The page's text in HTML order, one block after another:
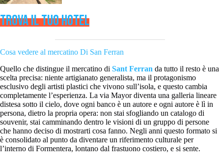
TROVA IL TUO HOTEL
Cosa vedere al mercatino Di San Ferran
Quello che distingue il mercatino di Sant Ferran da tutto il resto è una
scelta precisa: niente artigianato generalista, ma il protagonismo
esclusivo degli artisti plastici che vivono sull’isola, e questo cambia
completamente l’esperienza. La via Mayor diventa una galleria lineare
distesa sotto il cielo, dove ogni banco è un autore e ogni autore è lì in
persona, dietro la propria opera: non stai sfogliando un catalogo di
souvenir, stai camminando dentro le visioni di un gruppo di persone
che hanno deciso di mostrarti cosa fanno. Negli anni questo formato si
è consolidato al punto da diventare un riferimento culturale per
l’interno di Formentera, lontano dal frastuono costiero, e si sente.